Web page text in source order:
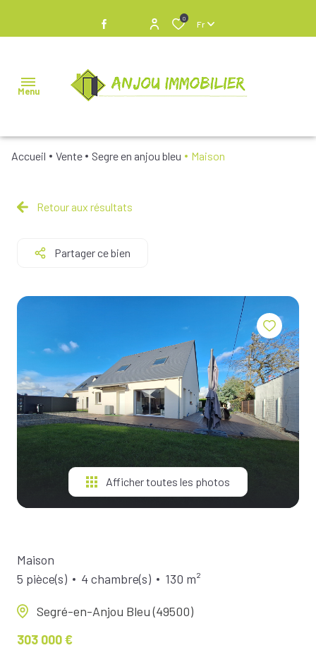
0
Fr
Menu
VENDRE
BIENS
ESTIMEZ
VOTRE
BIEN
Accueil Vente Segre en anjou bleu Maison
Retour aux résultats
Partager ce bien
Afficher toutes les photos
Maison
5 pièce(s)
4 chambre(s) 130 m²
Segré-en-Anjou Bleu (49500)
303 000 €